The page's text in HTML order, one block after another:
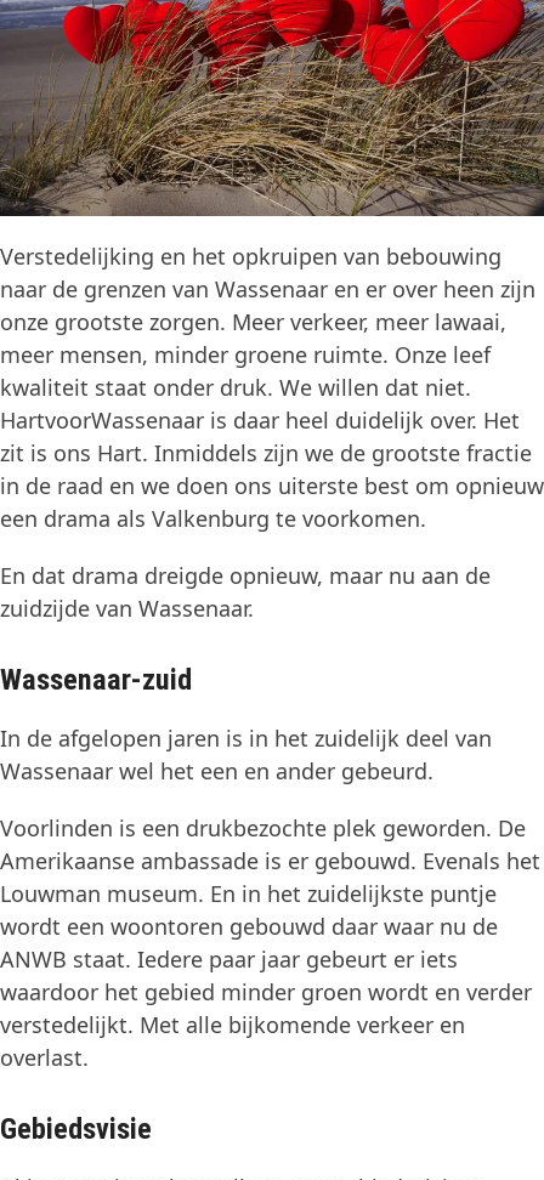
Verstedelijking en het opkruipen van bebouwing
naar de grenzen van Wassenaar en er over heen zijn
onze grootste zorgen. Meer verkeer, meer lawaai,
meer mensen, minder groene ruimte. Onze leef
kwaliteit staat onder druk. We willen dat niet.
HartvoorWassenaar is daar heel duidelijk over. Het
zit is ons Hart. Inmiddels zijn we de grootste fractie
in de raad en we doen ons uiterste best om opnieuw
een drama als Valkenburg te voorkomen.
En dat drama dreigde opnieuw, maar nu aan de
zuidzijde van Wassenaar.
Wassenaar-zuid
In de afgelopen jaren is in het zuidelijk deel van
Wassenaar wel het een en ander gebeurd.
Voorlinden is een drukbezochte plek geworden. De
Amerikaanse ambassade is er gebouwd. Evenals het
Louwman museum. En in het zuidelijkste puntje
wordt een woontoren gebouwd daar waar nu de
ANWB staat. Iedere paar jaar gebeurt er iets
waardoor het gebied minder groen wordt en verder
verstedelijkt. Met alle bijkomende verkeer en
overlast.
Gebiedsvisie